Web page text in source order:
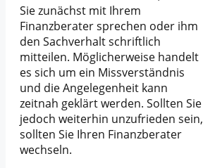
Sie zunächst mit Ihrem
Finanzberater sprechen oder ihm
den Sachverhalt schriftlich
mitteilen. Möglicherweise handelt
es sich um ein Missverständnis
und die Angelegenheit kann
zeitnah geklärt werden. Sollten Sie
jedoch weiterhin unzufrieden sein,
sollten Sie Ihren Finanzberater
wechseln.